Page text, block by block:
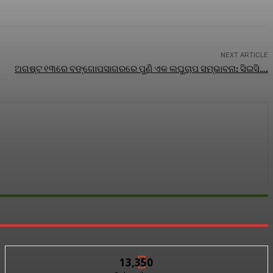
NEXT ARTICLE
ଅଗଷ୍ଟ ୧୩ରେ ବଙ୍ଗୋପସାଗରରେ ପୁଣି ଏକ ଲଘୁଚାପ ସମ୍ଭାବନା: ସିଇସି….
13,350